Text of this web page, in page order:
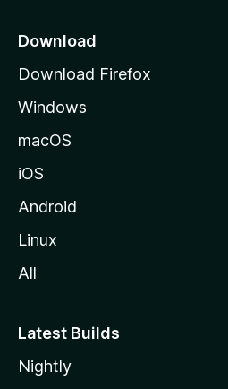
Download
Download Firefox
Windows
macOS
iOS
Android
Linux
All
Latest Builds
Nightly